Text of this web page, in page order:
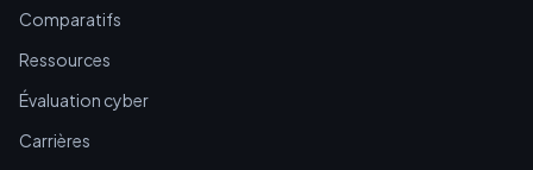
Comparatifs
Ressources
Évaluation cyber
Carrières